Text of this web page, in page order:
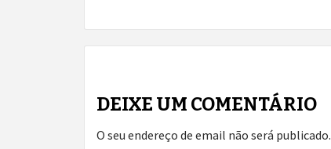
DEIXE UM COMENTÁRIO
O seu endereço de email não será publicado.